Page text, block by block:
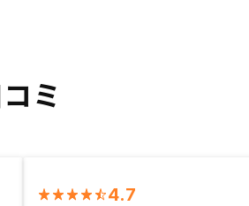
ミ
4.7